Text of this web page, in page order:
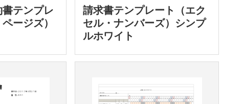
テンプレ
ージズ）
請求書テンプレート（エク
セル・ナンバーズ）シンプ
ルホワイト